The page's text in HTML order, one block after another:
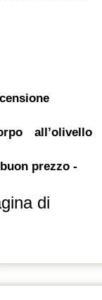
all’olivello
prezzo -
di